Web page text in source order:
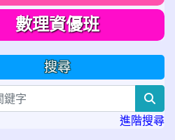
數理資優班
搜尋
進階搜尋